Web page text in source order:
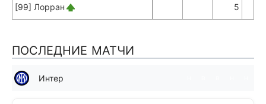
[99] Лорран 5
ПОСЛЕДНИЕ МАТЧИ
Интер